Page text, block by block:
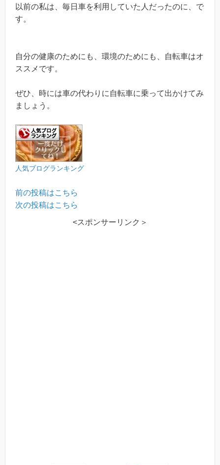
以前の私は、毎日車を利用していた人だったのに、で
す。
自分の健康のためにも、環境のためにも、自転車はオ
ススメです。
ぜひ、時には車の代わりに自転車に乗って出かけてみ
ましょう。
人気ブログランキング
前の投稿はこちら
次の投稿はこちら
<スポンサーリンク＞